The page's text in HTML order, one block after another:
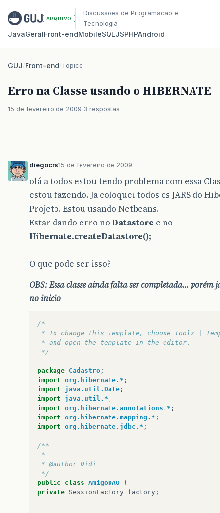
ARQUIVO
Discussoes de Programacao e
Tecnologia
JavaGeralFront‑endMobileSQLJSPHPAndroid
GUJ/Front-end/Topico
Erro na Classe usando o HIBERNATE
15 de fevereiro de 2009 3 respostas
diegocrs15 de fevereiro de 2009
olá a todos estou tendo problema com essa
estou fazendo. Ja coloquei todos os JARS do
Projeto. Estou usando Netbeans.
Estar dando erro no Datastore e no
Hibernate.createDatastore();
O que pode ser isso?
OBS: Essa classe ainda falta ser completada... porém
no inicio
/*
* To change this template, choose Tools |
* and open the template in the editor.
*/
package Cadastro ;
import org.hibernate.* ;
import
java.util.Date ;
import
java.util.* ;
import org.hibernate.annotations.* ;
import org.hibernate.mapping.* ;
import org.hibernate.jdbc.* ;
/**
*
* @author Didi
*/
public
class AmigoDAO {
private SessionFactory factory ;